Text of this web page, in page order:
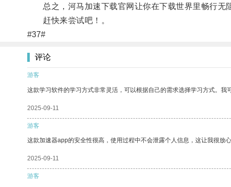
总之，河马加速下载官网让你在下载世界里畅行无
赶快来尝试吧！。
#37#
评论
游客
这款学习软件的学习方式非常灵活，可以根据自己的需求选择学习方式。我
2025-09-11
游客
这款加速器app的安全性很高，使用过程中不会泄露个人信息，这让我很放
2025-09-11
游客